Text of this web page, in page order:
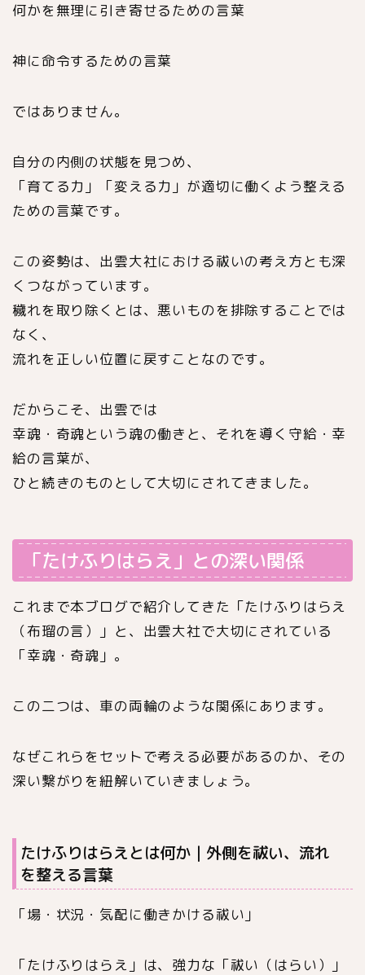
何かを無理に引き寄せるための言葉
神に命令するための言葉
ではありません。
自分の内側の状態を見つめ、
「育てる力」「変える力」が適切に働くよう整える
ための言葉です。
この姿勢は、出雲大社における祓いの考え方とも深
くつながっています。
穢れを取り除くとは、悪いものを排除することでは
なく、
流れを正しい位置に戻すことなのです。
だからこそ、出雲では
幸魂・奇魂という魂の働きと、それを導く守給・幸
給の言葉が、
ひと続きのものとして大切にされてきました。
「たけふりはらえ」との深い関係
これまで本ブログで紹介してきた「たけふりはらえ
（布瑠の言）」と、出雲大社で大切にされている
「幸魂・奇魂」。
この二つは、車の両輪のような関係にあります。
なぜこれらをセットで考える必要があるのか、その
深い繋がりを紐解いていきましょう。
たけふりはらえとは何か｜外側を祓い、流れ
を整える言葉
「場・状況・気配に働きかける祓い」
「たけふりはらえ」は、強力な「祓い（はらい）」